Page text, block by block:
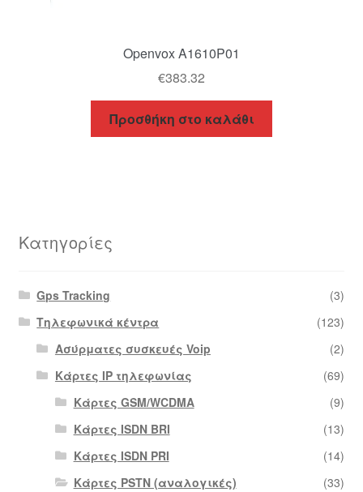
Openvox A1610P01
€383.32
Προσθήκη στο καλάθι
Κατηγορίες
Gps Tracking
(3)
Τηλεφωνικά κέντρα
(123)
Ασύρματες συσκευές Voip
(2)
Κάρτες IP τηλεφωνίας
(69)
Κάρτες GSM/WCDMA
(9)
Κάρτες ISDN BRI
(13)
Κάρτες ISDN PRI
(14)
Κάρτες PSTN (αναλογικές)
(33)